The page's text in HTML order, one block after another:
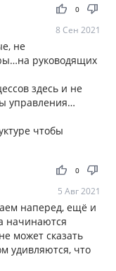
thumb_up thumb_down
0
8 Сен 2021
не
руководящих
здесь и не
управления…
чтобы
thumb_up thumb_down
0
5 Авг 2021
наперед, ещё и
начинаются
может сказать
удивляются, что